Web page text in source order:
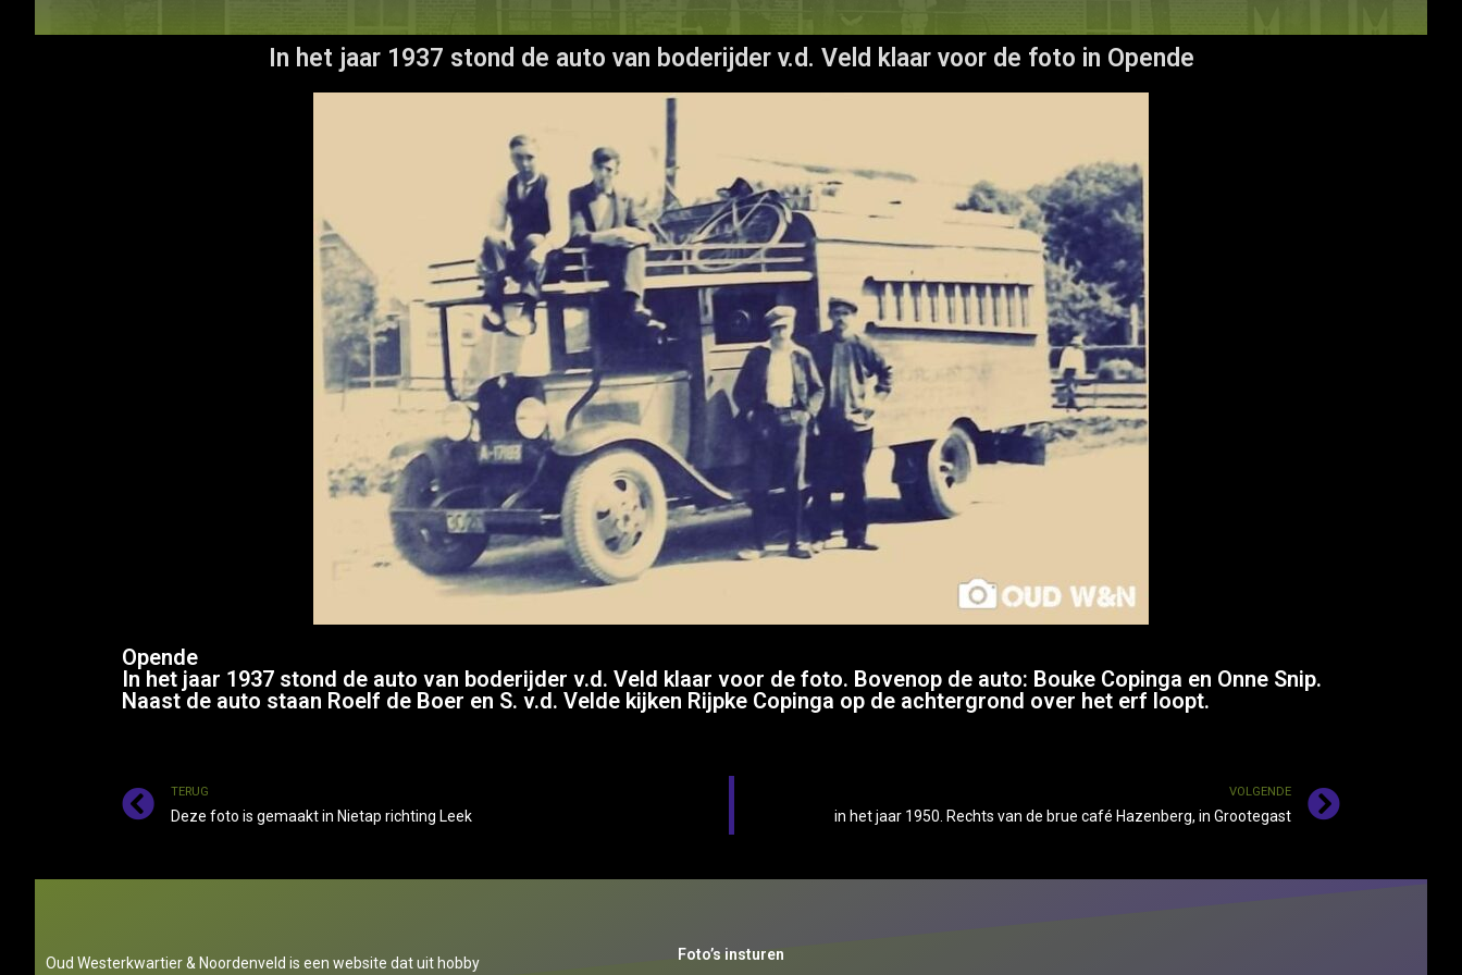
In het jaar 1937 stond de auto van boderijder v.d. Veld klaar voor de foto in Opende
Opende
In het jaar 1937 stond de auto van boderijder v.d. Veld klaar voor de foto. Bovenop de auto: Bouke Copinga en Onne Snip.
Naast de auto staan ​​Roelf de Boer en S. v.d. Velde kijken Rijpke Copinga op de achtergrond over het erf loopt.
TERUG
Deze foto is gemaakt in Nietap richting Leek
VOLGENDE
in het jaar 1950. Rechts van de brue café Hazenberg, in Grootegast
Oud Westerkwartier & Noordenveld is een website dat uit hobby
Foto’s insturen